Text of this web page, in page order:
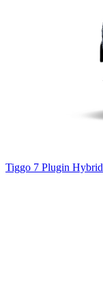
Tiggo 7 Plugin Hybrid